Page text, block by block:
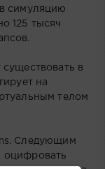
симуляцию
125 тысяч
в
на
телом
Следующим
оцифровать